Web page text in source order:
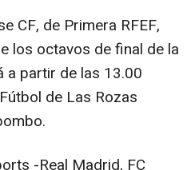
CF, de Primera RFEF,
los octavos de final de la
a partir de las 13.00
de Las Rozas
-Real Madrid, FC